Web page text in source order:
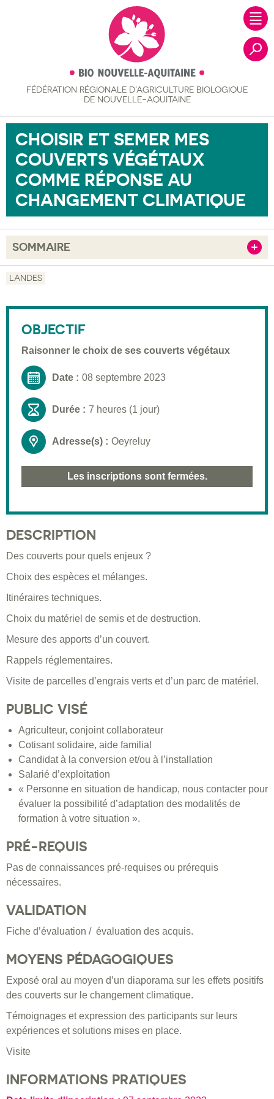
FÉDÉRATION RÉGIONALE D’AGRICULTURE BIOLOGIQUE
DE NOUVELLE-AQUITAINE
CHOISIR ET SEMER MES
COUVERTS VÉGÉTAUX
COMME RÉPONSE AU
CHANGEMENT CLIMATIQUE
SOMMAIRE
Validation
Moyens pédagogiques
Informations pratiques
LANDES
OBJECTIF
Raisonner le choix de ses couverts végétaux
Date : 08 septembre 2023
Durée : 7 heures (1 jour)
Adresse(s) : Oeyreluy
Les inscriptions sont fermées.
DESCRIPTION
Des couverts pour quels enjeux ?
Choix des espèces et mélanges.
Itinéraires techniques.
Choix du matériel de semis et de destruction.
Mesure des apports d’un couvert.
Rappels réglementaires.
Visite de parcelles d’engrais verts et d’un parc de matériel.
PUBLIC VISÉ
Agriculteur, conjoint collaborateur
Cotisant solidaire, aide familial
Candidat à la conversion et/ou à l’installation
Salarié d’exploitation
« Personne en situation de handicap, nous contacter pour
évaluer la possibilité d’adaptation des modalités de
formation à votre situation ».
PRÉ-REQUIS
Pas de connaissances pré-requises ou prérequis
nécessaires.
VALIDATION
Fiche d’évaluation / évaluation des acquis.
MOYENS PÉDAGOGIQUES
Exposé oral au moyen d’un diaporama sur les effets positifs
des couverts sur le changement climatique.
Témoignages et expression des participants sur leurs
expériences et solutions mises en place.
Visite
INFORMATIONS PRATIQUES